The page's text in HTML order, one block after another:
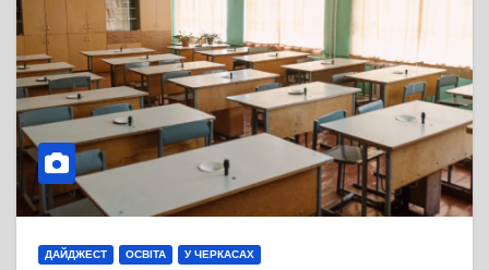
ДАЙДЖЕСТ ОСВІТА У ЧЕРКАСАХ